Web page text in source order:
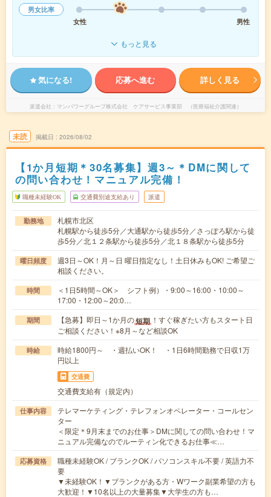
男女比率
女性
男性
もっと見る
気になる! 応募へ進む 詳しく見る
派遣会社 マンパワーグループ株式会社 ケアサービス事業部 （医療福祉介護関連）
未読 掲載日 2026/08/02
【1か月短期＊30名募集】週3～＊DMに関して
の問い合わせ！マニュアル完備！
職種未経験OK 交通費別途支給あり 派遣
勤務地
札幌市北区
札幌駅から徒歩5分／大通駅から徒歩5分／さっぽろ駅から徒
歩5分／北１２条駅から徒歩5分／北１８条駅から徒歩5分
曜日頻度
週3日～OK！月～日 曜日指定なし！土日休みもOK! ご希望ご
相談ください。
時間
＜1日5時間～OK＞ シフト例）・9:00～16:00・10:00～
17:00・12:00～20:0…
期間 【急募】即日～1か月の短期 ！すぐ稼ぎたい方もスタート日
ご相談ください！※8月～など相談OK
時給
時給1800円～ ・週払いOK！ ・1日6時間勤務で日収1万
円以上
交通費
交通費支給有（規定内）
仕事内容
テレマーケティング・テレフォンオペレーター・コールセン
ター
＜限定＊9月末までのお仕事＞DMに関しての問い合わせ！マ
ニュアル完備なのでルーティン化できるお仕事≪…
応募資格
職種未経験OK / ブランクOK / パソコンスキル不要 / 英語力不
要
▼未経験OK！▼ブランクがある方・Wワーク副業希望の方も
大歓迎！▼10名以上の大量募集▼大学生の方も…